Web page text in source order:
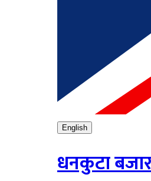
English
धनकुटा